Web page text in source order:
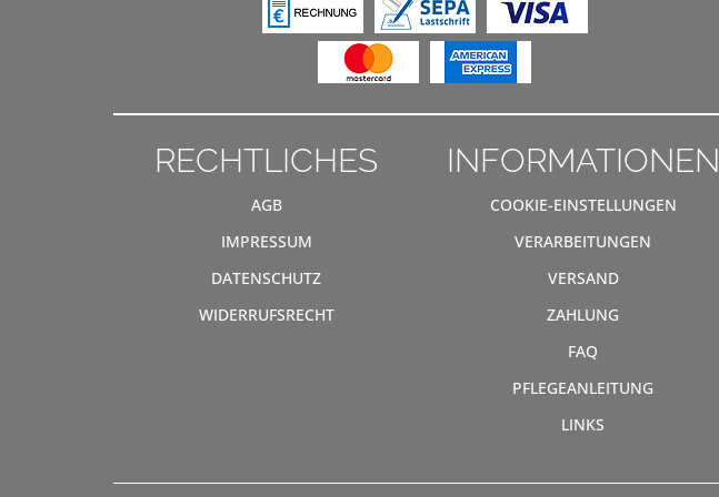
RECHTLICHES
AGB
IMPRESSUM
DATENSCHUTZ
WIDERRUFSRECHT
INFORMATIONEN
COOKIE-EINSTELLUNGEN
VERARBEITUNGEN
VERSAND
ZAHLUNG
FAQ
PFLEGEANLEITUNG
LINKS